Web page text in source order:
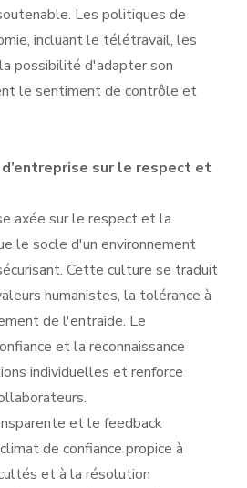
Les politiques de
incluant le télétravail, les
possibilité d'adapter son
le sentiment de contrôle et
sur le respect et
axée sur le respect et la
le socle d'un environnement
Cette culture se traduit
humanistes, la tolérance à
de l'entraide. Le
et la reconnaissance
individuelles et renforce
et le feedback
de confiance propice à
et à la résolution